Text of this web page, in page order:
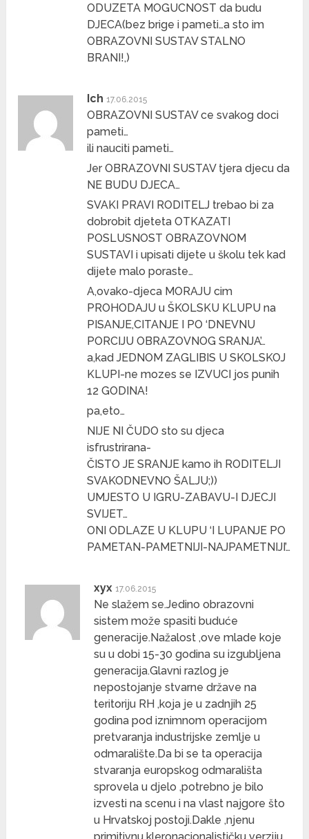
ODUZETA MOGUCNOST da budu
DJECA(bez brige i pameti…a sto im
OBRAZOVNI SUSTAV STALNO
BRANI!,)
Ich 17.06.2015
OBRAZOVNI SUSTAV ce svakog doci
pameti…
ili nauciti pameti…
Jer OBRAZOVNI SUSTAV tjera djecu da
NE BUDU DJECA…
SVAKI PRAVI RODITELJ trebao bi za
dobrobit djeteta OTKAZATI
POSLUSNOST OBRAZOVNOM
SUSTAVI i upisati dijete u školu tek kad
dijete malo poraste…
A,ovako-djeca MORAJU cim
PROHODAJU u ŠKOLSKU KLUPU na
PISANJE,CITANJE I PO ‘DNEVNU
PORCIJU OBRAZOVNOG SRANJA’…
a,kad JEDNOM ZAGLIBIS U SKOLSKOJ
KLUPI-ne mozes se IZVUCI jos punih
12 GODINA!
pa,eto…
NIJE NI ČUDO sto su djeca
isfrustrirana-
ČISTO JE SRANJE kamo ih RODITELJI
SVAKODNEVNO ŠALJU;))
UMJESTO U IGRU-ZABAVU-I DJECJI
SVIJET…
ONI ODLAZE U KLUPU ‘I LUPANJE PO
PAMETAN-PAMETNIJI-NAJPAMETNIJI’…
xyx 17.06.2015
Ne slažem se.Jedino obrazovni
sistem može spasiti buduće
generacije.Nažalost ,ove mlade koje
su u dobi 15-30 godina su izgubljena
generacija.Glavni razlog je
nepostojanje stvarne države na
teritoriju RH ,koja je u zadnjih 25
godina pod iznimnom operacijom
pretvaranja industrijske zemlje u
odmaralište.Da bi se ta operacija
stvaranja europskog odmarališta
sprovela u djelo ,potrebno je bilo
izvesti na scenu i na vlast najgore što
u Hrvatskoj postoji.Dakle ,njenu